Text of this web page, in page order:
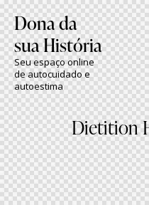
Dona da
sua História
Seu espaço online
de autocuidado e
autoestima
Dietition